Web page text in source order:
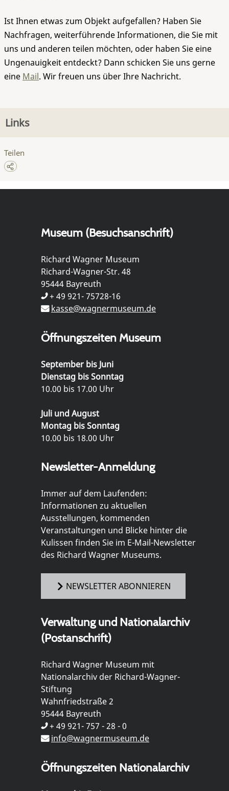
Ist Ihnen etwas zum Objekt aufgefallen? Haben Sie
Nachfragen, weiterführende Informationen, die Sie mit
uns und anderen teilen möchten, oder haben Sie eine
Ungenauigkeit entdeckt? Dann schicken Sie uns gerne
eine Mail. Wir freuen uns über Ihre Nachricht.
Links
Teilen
Museum (Besuchsanschrift)
Richard Wagner Museum
Richard-Wagner-Str. 48
95444 Bayreuth
+ 49 921- 75728-16
kasse@wagnermuseum.de
Öffnungszeiten Museum
September bis Juni
Dienstag bis Sonntag
10.00 bis 17.00 Uhr
Juli und August
Montag bis Sonntag
10.00 bis 18.00 Uhr
Newsletter-Anmeldung
Immer auf dem Laufenden:
Informationen zu aktuellen
Ausstellungen, kommenden
Veranstaltungen und Blicke hinter die
Kulissen finden Sie im E-Mail-Newsletter
des Richard Wagner Museums.
NEWSLETTER ABONNIEREN
Verwaltung und Nationalarchiv
(Postanschrift)
Richard Wagner Museum mit
Nationalarchiv der Richard-Wagner-
Stiftung
Wahnfriedstraße 2
95444 Bayreuth
+ 49 921- 757 - 28 - 0
info@wagnermuseum.de
Öffnungszeiten Nationalarchiv